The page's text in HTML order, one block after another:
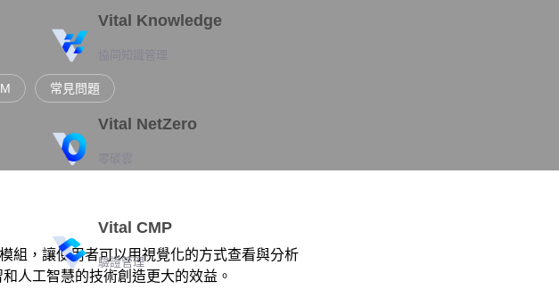
Vital Knowledge
Vital NetZero
Vital CMP
驗證管理
常見問題
組，讓使用者可以用視覺化的方式查看與分析
人工智慧的技術創造更大的效益。